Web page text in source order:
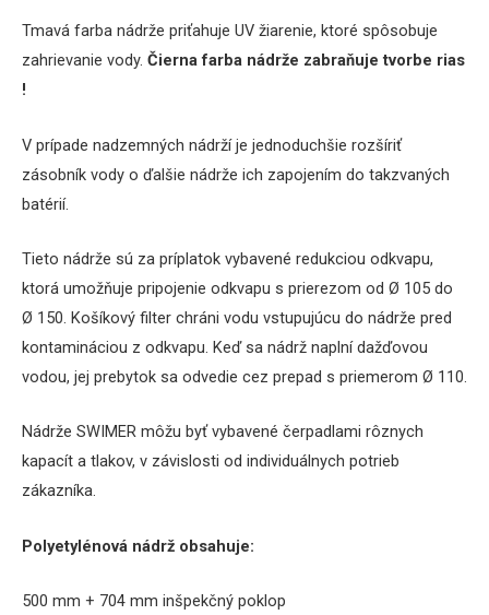
Tmavá farba nádrže priťahuje UV žiarenie, ktoré spôsobuje
zahrievanie vody. Čierna farba nádrže zabraňuje tvorbe rias
!
V prípade nadzemných nádrží je jednoduchšie rozšíriť
zásobník vody o ďalšie nádrže ich zapojením do takzvaných
batérií.
Tieto nádrže sú za príplatok vybavené redukciou odkvapu,
ktorá umožňuje pripojenie odkvapu s prierezom od Ø 105 do
Ø 150. Košíkový filter chráni vodu vstupujúcu do nádrže pred
kontamináciou z odkvapu. Keď sa nádrž naplní dažďovou
vodou, jej prebytok sa odvedie cez prepad s priemerom Ø 110.
Nádrže SWIMER môžu byť vybavené čerpadlami rôznych
kapacít a tlakov, v závislosti od individuálnych potrieb
zákazníka.
Polyetylénová nádrž obsahuje:
500 mm + 704 mm inšpekčný poklop